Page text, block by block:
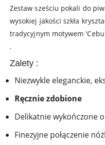
Zestaw sześciu pokali do
wysokiej jakości szkła
tradycyjnym motywem
.
Zalety :
Niezwykle eleganckie,
Ręcznie zdobione
Delikatnie wykończone
Finezyjne połączenie